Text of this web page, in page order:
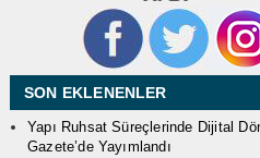
SON EKLENENLER
Yapı Ruhsat Süreçlerinde Dijital
Gazete’de Yayımlandı